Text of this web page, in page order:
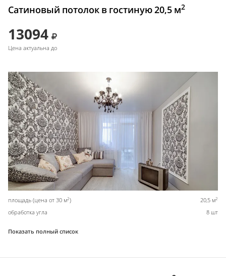
Сатиновый потолок в гостиную 20,5 м2
13094
Цена актуальна до
площадь (цена от 30 м2) 20,5 м2
обработка угла 8 шт
Показать полный список